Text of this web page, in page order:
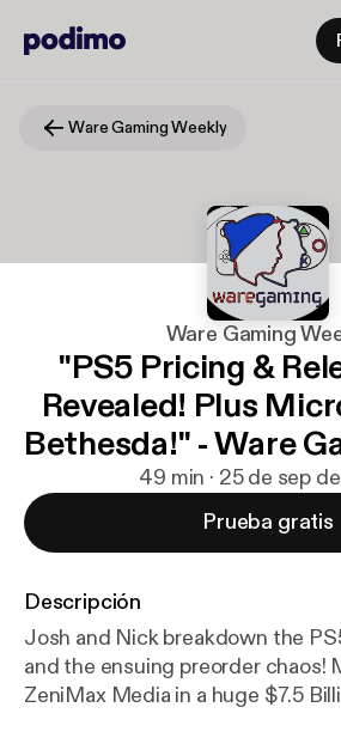
Ware Gaming Weekly
Ware Gaming
"PS5 Pricing &
Revealed! Plus
Bethesda!" - Ware
49 min · 25 de sep
Prueba gratis
Descripción
Josh and Nick breakdown the
and the ensuing preorder chaos!
ZeniMax Media in a huge $7.5